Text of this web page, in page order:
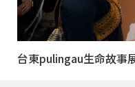
台東pulingau生命故事